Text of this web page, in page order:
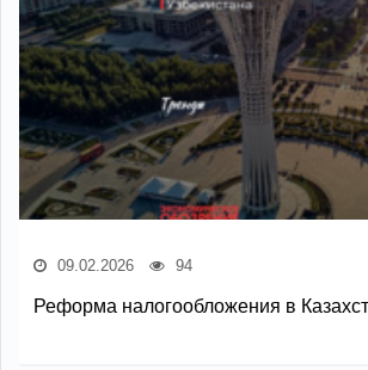
09.02.2026 94
Реформа налогообложения в